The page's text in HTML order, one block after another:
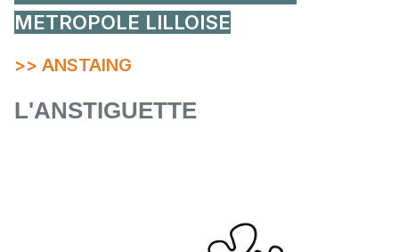
METROPOLE LILLOISE
>> ANSTAING
L'ANSTIGUETTE